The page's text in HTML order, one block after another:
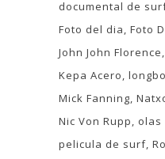
documental de
Foto del dia Foto
John John Florence
Kepa Acero
Mick Fanning
Nic Von Rupp
olas
pelicula de surf